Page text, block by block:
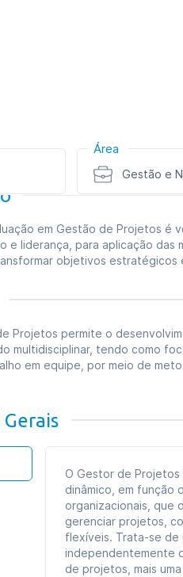
Área
Gestão e
em Gestão de Projetos é
e liderança, para aplicação das
objetivos estratégicos
Projetos permite o
multidisciplinar, tendo como
em equipe, por meio de
O Gestor de Projetos
dinâmico, em função
organizacionais, que
gerenciar projetos,
flexíveis. Trata-se de
independentemente
de projetos, mais